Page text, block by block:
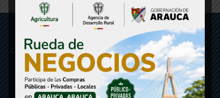
Gobernación de Arauca